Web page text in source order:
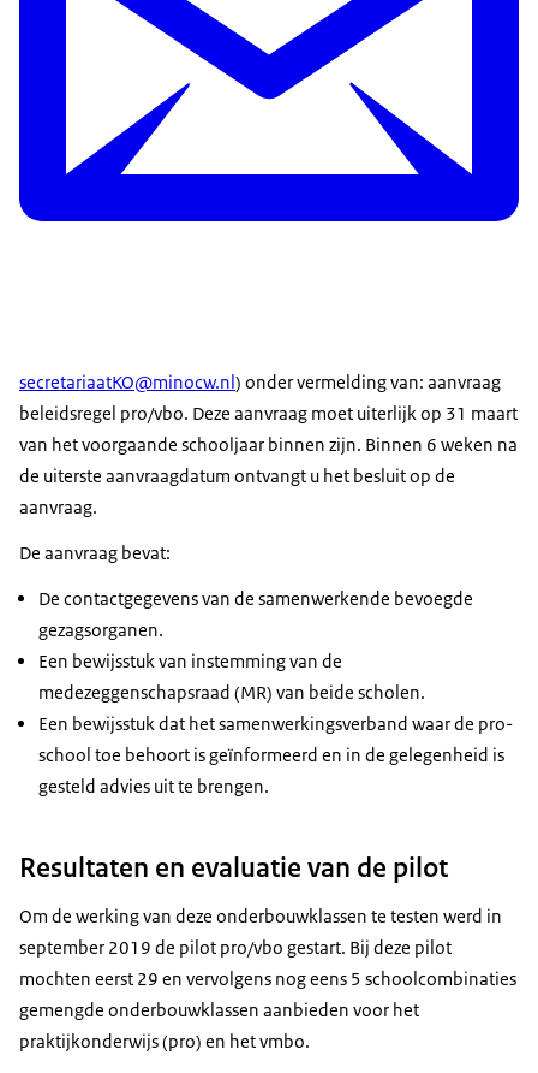
secretariaatKO@minocw.nl ) onder vermelding van: aanvraag
beleidsregel pro/vbo. Deze aanvraag moet uiterlijk op 31 maart
van het voorgaande schooljaar binnen zijn. Binnen 6 weken na
de uiterste aanvraagdatum ontvangt u het besluit op de
aanvraag.
De aanvraag bevat:
De contactgegevens van de samenwerkende bevoegde
gezagsorganen.
Een bewijsstuk van instemming van de
medezeggenschapsraad (MR) van beide scholen.
Een bewijsstuk dat het samenwerkingsverband waar de pro-
school toe behoort is geïnformeerd en in de gelegenheid is
gesteld advies uit te brengen.
Resultaten en evaluatie van de pilot
Om de werking van deze onderbouwklassen te testen werd in
september 2019 de pilot pro/vbo gestart. Bij deze pilot
mochten eerst 29 en vervolgens nog eens 5 schoolcombinaties
gemengde onderbouwklassen aanbieden voor het
praktijkonderwijs (pro) en het vmbo.